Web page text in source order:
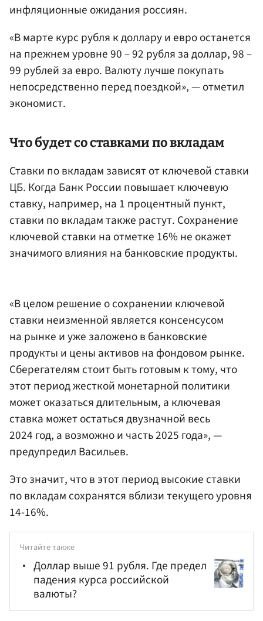
инфляционные ожидания россиян.
«В марте курс рубля к доллару и евро останется
на прежнем уровне 90 – 92 рубля за доллар, 98 –
99 рублей за евро. Валюту лучше покупать
непосредственно перед поездкой», — отметил
экономист.
Что будет со ставками по вкладам
Ставки по вкладам зависят от ключевой ставки
ЦБ. Когда Банк России повышает ключевую
ставку, например, на 1 процентный пункт,
ставки по вкладам также растут. Сохранение
ключевой ставки на отметке 16% не окажет
значимого влияния на банковские продукты.
«В целом решение о сохранении ключевой
ставки неизменной является консенсусом
на рынке и уже заложено в банковские
продукты и цены активов на фондовом рынке.
Сберегателям стоит быть готовым к тому, что
этот период жесткой монетарной политики
может оказаться длительным, а ключевая
ставка может остаться двузначной весь
2024 год, а возможно и часть 2025 года», —
предупредил Васильев.
Это значит, что в этот период высокие ставки
по вкладам сохранятся вблизи текущего уровня
14-16%.
Читайте также
Доллар выше 91 рубля. Где предел
падения курса российской
валюты?